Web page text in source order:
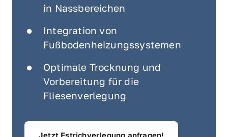
in Nassbereichen
Integration von
Fußbodenheizungssystemen
Optimale Trocknung und
Vorbereitung für die
Fliesenverlegung
Jetzt Estrichverlegung anfragen!